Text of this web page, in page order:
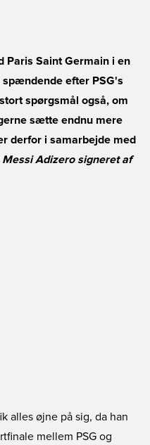
Paris Saint Germain i en
efter PSG's
spørgsmål også, om
sætte endnu mere
derfor i samarbejde med
Messi Adizero signeret af
alles øjne på sig, da han
mellem PSG og